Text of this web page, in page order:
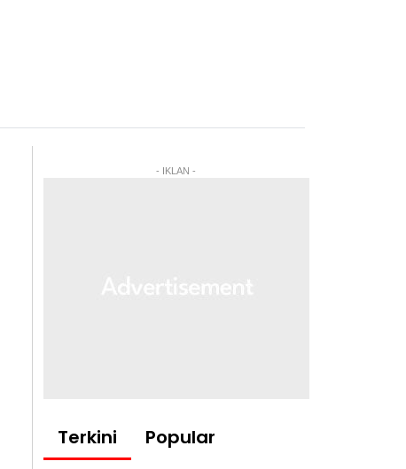
- IKLAN -
Terkini Popular